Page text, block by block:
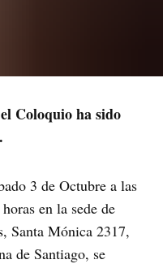
Coloquio ha sido
3 de Octubre a las
en la sede de
Santa Mónica 2317,
de Santiago, se